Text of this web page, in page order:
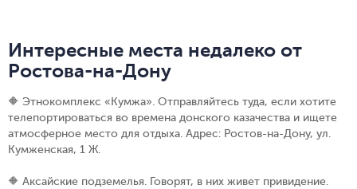
Интересные места недалеко от
Ростова-на-Дону
🔶 Этнокомплекс «Кумжа». Отправляйтесь туда, если хотите
телепортироваться во времена донского казачества и ищете
атмосферное место для отдыха. Адрес: Ростов-на-Дону, ул.
Кумженская, 1 Ж.
🔶 Аксайские подземелья. Говорят, в них живет привидение.